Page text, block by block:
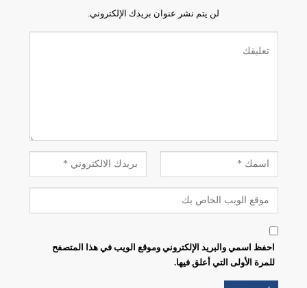
لن يتم نشر عنوان بريدك الإلكتروني.
احفظ اسمي والبريد الإلكتروني وموقع الويب في هذا المتصفح
للمرة الأولى التي أعلق فيها.